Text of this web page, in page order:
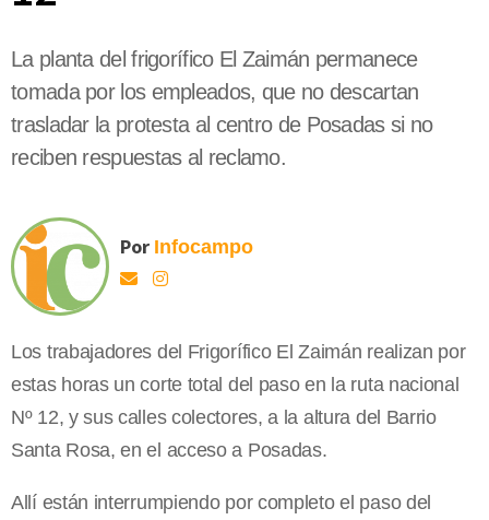
La planta del frigorífico El Zaimán permanece
tomada por los empleados, que no descartan
trasladar la protesta al centro de Posadas si no
reciben respuestas al reclamo.
Por Infocampo
Los trabajadores del Frigorífico El Zaimán realizan por
estas horas un corte total del paso en la ruta nacional
Nº 12, y sus calles colectores, a la altura del Barrio
Santa Rosa, en el acceso a Posadas.
Allí están interrumpiendo por completo el paso del